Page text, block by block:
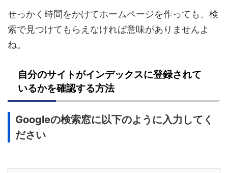
せっかく時間をかけてホームページを作っても、検
索で見つけてもらえなければ意味がありませんよ
ね。
自分のサイトがインデックスに登録されて
いるかを確認する方法
Googleの検索窓に以下のように入力してく
ださい